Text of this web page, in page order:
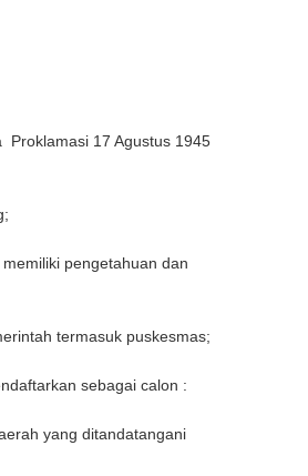
17 Agustus 1945
pengetahuan dan
termasuk puskesmas;
sebagai calon :
yang ditandatangani